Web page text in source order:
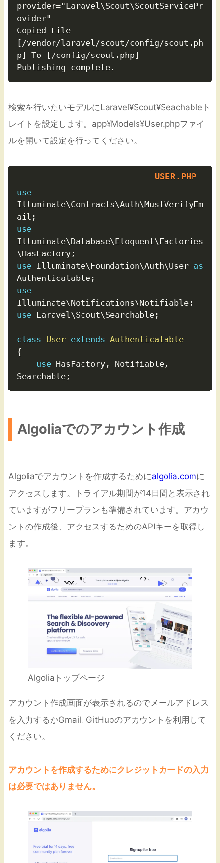
provider="Laravel\Scout\ScoutServicePr
ovider"
Copied File
[/vendor/laravel/scout/config/scout.ph
p] To [/config/scout.php]
検索を行いたいモデルにLaravel¥Scout¥Seachableト
レイトを設定します。app¥Models¥User.phpファイ
ルを開いて設定を行ってください。
use
Illuminate\Contracts\Auth\MustVerifyEm
ail ;
use
Illuminate\Database\Eloquent\ Factories
\HasFactory ;
use Illuminate\ Foundation\Auth\User as
Authenticatable ;
use
Illuminate\Notifications\Notifiable ;
use Laravel \Scout\Searchable ;
class User extends Authenticatable
{
use HasFactory , Notifiable ,
Searchable ;
Algoliaでのアカウント作成
Algoliaでアカウントを作成するためにalgolia.comに
アクセスします。トライアル期間が14日間と表示され
ていますがフリープランも準備されています。アカウ
ントの作成後、アクセスするためのAPIキーを取得し
ます。
Algoliaトップページ
アカウント作成画面が表示されるのでメールアドレス
を入力するかGmail, GitHubのアカウントを利用して
ください。
アカウントを作成するためにクレジットカードの入力
は必要ではありません。